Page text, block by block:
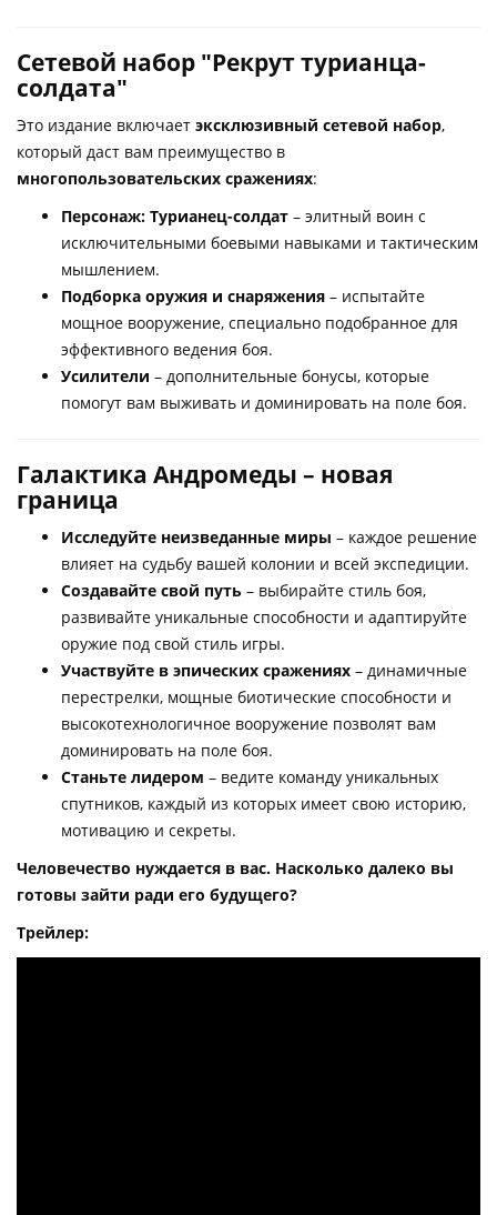
Сетевой набор "Рекрут турианца-
солдата"
Это издание включает эксклюзивный сетевой набор,
который даст вам преимущество в
многопользовательских сражениях:
Персонаж: Турианец-солдат – элитный воин с
исключительными боевыми навыками и тактическим
мышлением.
Подборка оружия и снаряжения – испытайте
мощное вооружение, специально подобранное для
эффективного ведения боя.
Усилители – дополнительные бонусы, которые
помогут вам выживать и доминировать на поле боя.
Галактика Андромеды – новая
граница
Исследуйте неизведанные миры – каждое решение
влияет на судьбу вашей колонии и всей экспедиции.
Создавайте свой путь – выбирайте стиль боя,
развивайте уникальные способности и адаптируйте
оружие под свой стиль игры.
Участвуйте в эпических сражениях – динамичные
перестрелки, мощные биотические способности и
высокотехнологичное вооружение позволят вам
доминировать на поле боя.
Станьте лидером – ведите команду уникальных
спутников, каждый из которых имеет свою историю,
мотивацию и секреты.
Человечество нуждается в вас. Насколько далеко вы
готовы зайти ради его будущего?
Трейлер: